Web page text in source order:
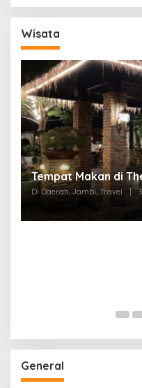
Wisata
Tempat Makan di
Di Daerah, Jambi, Travel
General